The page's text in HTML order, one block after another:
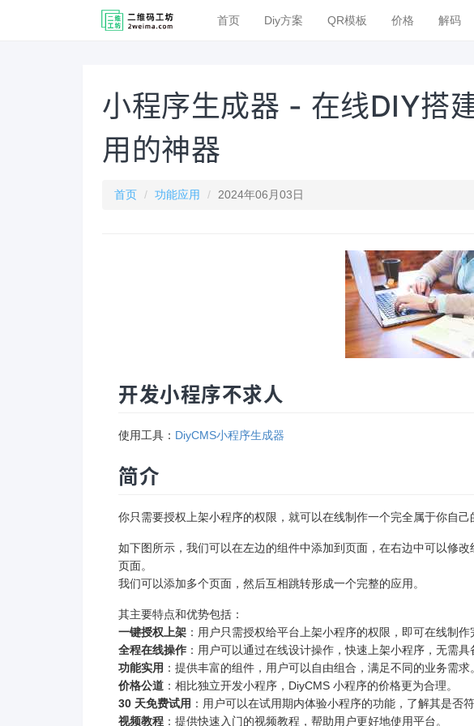
首页 Diy方案 QR模板 价格 解码
小程序生成器 - 在线DIY搭
用的神器
首页 功能应用 2024年06月03日
开发小程序不求人
使用工具： DiyCMS小程序生成器
简介
你只需要授权上架小程序的权限，就可以在线制作一个完全属于你自己
如下图所示，我们可以在左边的组件中添加到页面，在右边中可以修
页面。
我们可以添加多个页面，然后互相跳转形成一个完整的应用。
其主要特点和优势包括：
一键授权上架 ：用户只需授权给平台上架小程序的权限，即可在线制作
全程在线操作 ：用户可以通过在线设计操作，快速上架小程序，无需具
功能实用 ：提供丰富的组件，用户可以自由组合，满足不同的业务需求。
价格公道 ：相比独立开发小程序，DiyCMS 小程序的价格更为合理。
30 天免费试用 ：用户可以在试用期内体验小程序的功能，了解其是否
视频教程 ：提供快速入门的视频教程，帮助用户更好地使用平台。